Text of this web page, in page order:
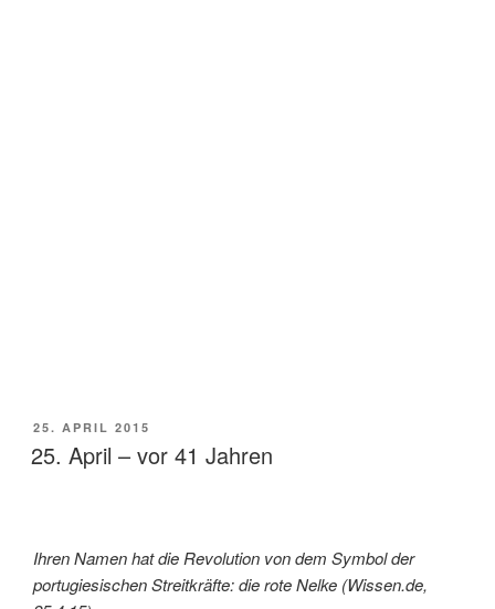
VERÖFFENTLICHT
AM
25. APRIL 2015
25. April – vor 41 Jahren
Ihren Namen hat die Revolution von dem Symbol der
portugiesischen Streitkräfte: die rote Nelke (Wissen.de,